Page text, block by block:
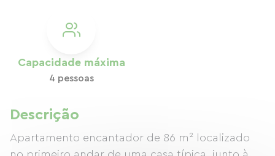
Capacidade máxima
4 pessoas
Descrição
Apartamento encantador de 86 m² localizado